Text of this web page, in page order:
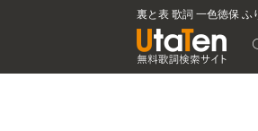
裏と表 歌詞 一色徳保 ふ